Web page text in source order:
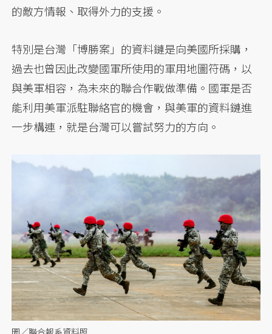
的敵方情報、取得外力的支援。
特別是台灣「博勝案」的資料鏈是向美國所採購，
過去也曾因此改變國軍所使用的軍用地圖符碼，以
與美軍相容，為未來的聯合作戰做準備。國軍是否
能利用美軍派駐聯絡官的機會，與美軍的資料鏈進
一步構連，就是台灣可以嘗試努力的方向。
圖／聯合報系資料照